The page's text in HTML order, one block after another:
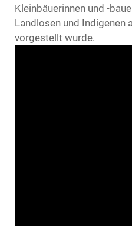
Kleinbäuerinnen und -
Landlosen und Indigenen
vorgestellt wurde.